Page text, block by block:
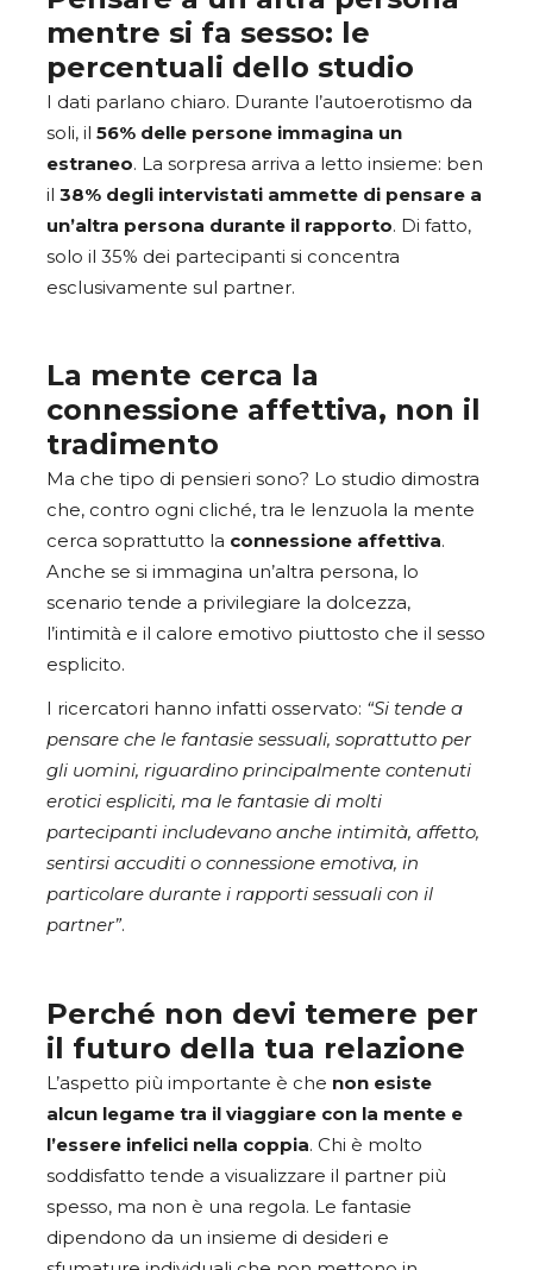
mentre si fa sesso: le
percentuali dello studio
I dati parlano chiaro. Durante l’autoerotismo da
soli, il 56% delle persone immagina un
estraneo. La sorpresa arriva a letto insieme: ben
il 38% degli intervistati ammette di pensare a
un’altra persona durante il rapporto. Di fatto,
solo il 35% dei partecipanti si concentra
esclusivamente sul partner.
La mente cerca la
connessione affettiva, non il
tradimento
Ma che tipo di pensieri sono? Lo studio dimostra
che, contro ogni cliché, tra le lenzuola la mente
cerca soprattutto la connessione affettiva.
Anche se si immagina un’altra persona, lo
scenario tende a privilegiare la dolcezza,
l’intimità e il calore emotivo piuttosto che il sesso
esplicito.
I ricercatori hanno infatti osservato: “Si tende a
pensare che le fantasie sessuali, soprattutto per
gli uomini, riguardino principalmente contenuti
erotici espliciti, ma le fantasie di molti
partecipanti includevano anche intimità, affetto,
sentirsi accuditi o connessione emotiva, in
particolare durante i rapporti sessuali con il
partner”.
Perché non devi temere per
il futuro della tua relazione
L’aspetto più importante è che non esiste
alcun legame tra il viaggiare con la mente e
l’essere infelici nella coppia. Chi è molto
soddisfatto tende a visualizzare il partner più
spesso, ma non è una regola. Le fantasie
dipendono da un insieme di desideri e